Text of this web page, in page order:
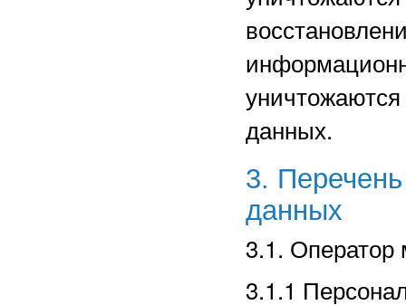
данных.
3.
данных
3.1. Оператор
3.1.1